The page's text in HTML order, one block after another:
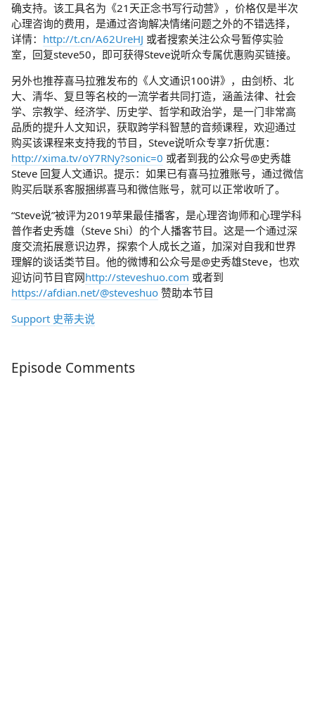
确支持。该工具名为《21天正念书写行动营》，价格仅是半次
心理咨询的费用，是通过咨询解决情绪问题之外的不错选择，
详情： http://t.cn/A62UreHJ 或者搜索关注公众号暂停实验
室，回复steve50，即可获得Steve说听众专属优惠购买链接。
另外也推荐喜马拉雅发布的《人文通识100讲》，由剑桥、北
大、清华、复旦等名校的一流学者共同打造，涵盖法律、社会
学、宗教学、经济学、历史学、哲学和政治学，是一门非常高
品质的提升人文知识，获取跨学科智慧的音频课程，欢迎通过
购买该课程来支持我的节目，Steve说听众专享7折优惠：
http://xima.tv/oY7RNy?sonic=0 或者到我的公众号@史秀雄
Steve 回复人文通识。提示：如果已有喜马拉雅账号，通过微信
购买后联系客服捆绑喜马和微信账号，就可以正常收听了。
“Steve说”被评为2019苹果最佳播客，是心理咨询师和心理学科
普作者史秀雄（Steve Shi）的个人播客节目。这是一个通过深
度交流拓展意识边界，探索个人成长之道，加深对自我和世界
理解的谈话类节目。他的微博和公众号是@史秀雄Steve，也欢
迎访问节目官网http://steveshuo.com 或者到
https://afdian.net/@steveshuo 赞助本节目
Support 史蒂夫说
Episode Comments